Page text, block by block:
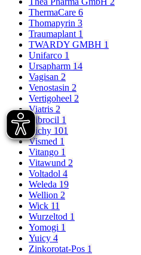
ThermaCare 6
Thomapyrin 3
Traumaplant 1
TWARDY GMBH 1
Unifarco 1
Ursapharm 14
Vagisan 2
Venostasin 2
Vertigoheel 2
Viatris 2
Vibrocil 1
Vichy 101
Vismed 1
Vitango 1
Vitawund 2
Voltadol 4
Weleda 19
Wellion 2
Wick 11
Wurzeltod 1
Yomogi 1
Yuicy 4
Zinkorotat-Pos 1